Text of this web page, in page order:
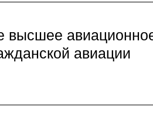
высшее
авиации